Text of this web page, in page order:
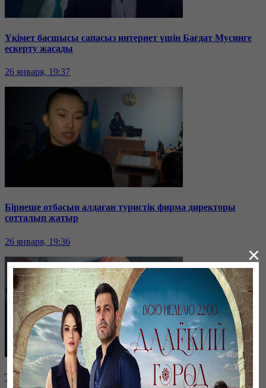
Үкімет басшысы сапасыз интернет үшін Бағдат Мусинге
ескерту жасады
26 января, 19:37
Бірнеше отбасын алдаған туристік фирма директоры
сотталып жатыр
26 января, 19:36
Таразда ТЭЦ қызметкерлері жалақы көтеруді талап етті
×